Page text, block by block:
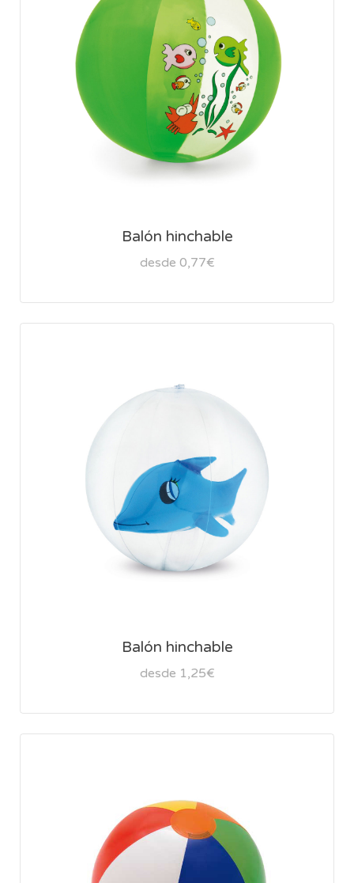
Balón hinchable
desde 0,77€
Balón hinchable
desde 1,25€